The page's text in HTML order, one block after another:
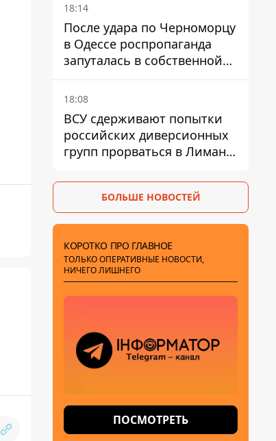
18:14
После удара по Черноморцу
в Одессе роспропаганда
запуталась в собственной
лжи
18:08
ВСУ сдерживают попытки
российских диверсионных
групп прорваться в Лиман -
БОЛЬШЕ НОВОСТЕЙ
КОРОТКО ПРО ГЛАВНОЕ
ТОЛЬКО ОПЕРАТИВНЫЕ НОВОСТИ,
НИЧЕГО ЛИШНЕГО
ПОСМОТРЕТЬ